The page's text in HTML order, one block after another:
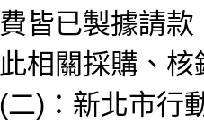
費皆已製據請
此相關採購、
(二)：新北市行